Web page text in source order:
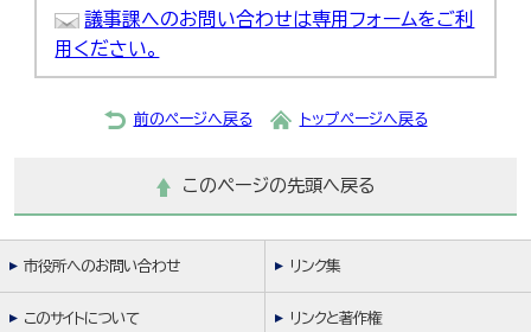
議事課へのお問い合わせは専用フォームをご利
用ください。
前のページへ戻る トップページへ戻る
このページの先頭へ戻る
市役所へのお問い合わせ リンク集
このサイトについて リンクと著作権